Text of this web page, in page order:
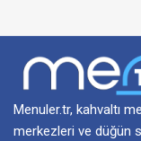
Menuler.tr, kahvaltı
merkezleri ve düğün